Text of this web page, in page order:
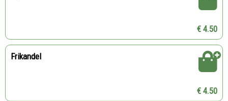
€ 4.50
Frikandel
€ 4.50